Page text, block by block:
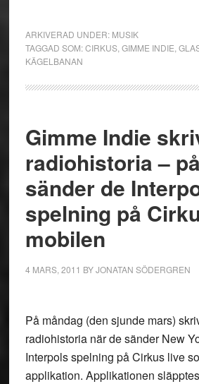
ARKIVERAD UNDER: MUSIK
TAGGAD SOM:CIRKUS, GIMME INDIE
KÄGELBANAN
Gimme Indie
radiohistoria –
sänder de
spelning på
mobilen
4 MARS, 2011 BYJONATAN SÖDERGREN
På måndag (den sjunde mars)
radiohistoria när de sänder New
Interpols spelning på Cirkus live
applikation. Applikationen